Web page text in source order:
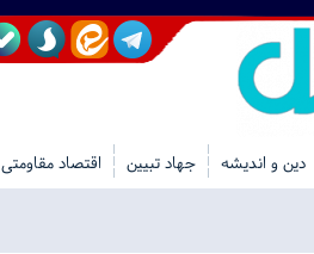
دین و اندیشه جهاد تبیین اقتصاد مقاومتی